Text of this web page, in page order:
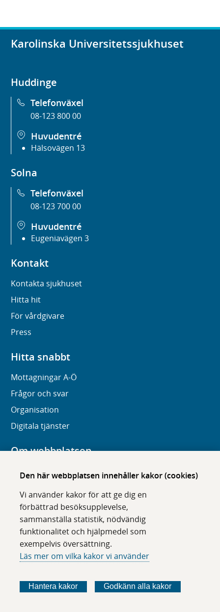
Den här webbplatsen innehåller kakor (cookies)
Vi använder kakor för att ge dig en
förbättrad besöksupplevelse,
sammanställa statistik, nödvändig
funktionalitet och hjälpmedel som
exempelvis översättning.
Läs mer om vilka kakor vi använder
Hantera kakor Godkänn alla kakor
Karolinska Universitetssjukhuset
Huddinge
Telefonväxel
08-123 800 00
Huvudentré
Hälsovägen 13
Solna
Telefonväxel
08-123 700 00
Huvudentré
Eugeniavägen 3
Kontakt
Kontakta sjukhuset
Hitta hit
För vårdgivare
Press
Hitta snabbt
Mottagningar A-Ö
Frågor och svar
Organisation
Digitala tjänster
Om webbplatsen
Om karolinska.se
Tillgänglighet
Om cookies
Följ oss i sociala medier
ö
l
ö
l
ö
l